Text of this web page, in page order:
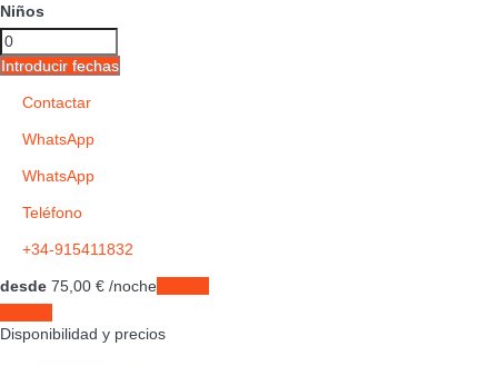
Niños
Introducir fechas
Contactar
WhatsApp
WhatsApp
Teléfono
+34-915411832
desde 75, 00 € /noche
Disponibilidad y precios